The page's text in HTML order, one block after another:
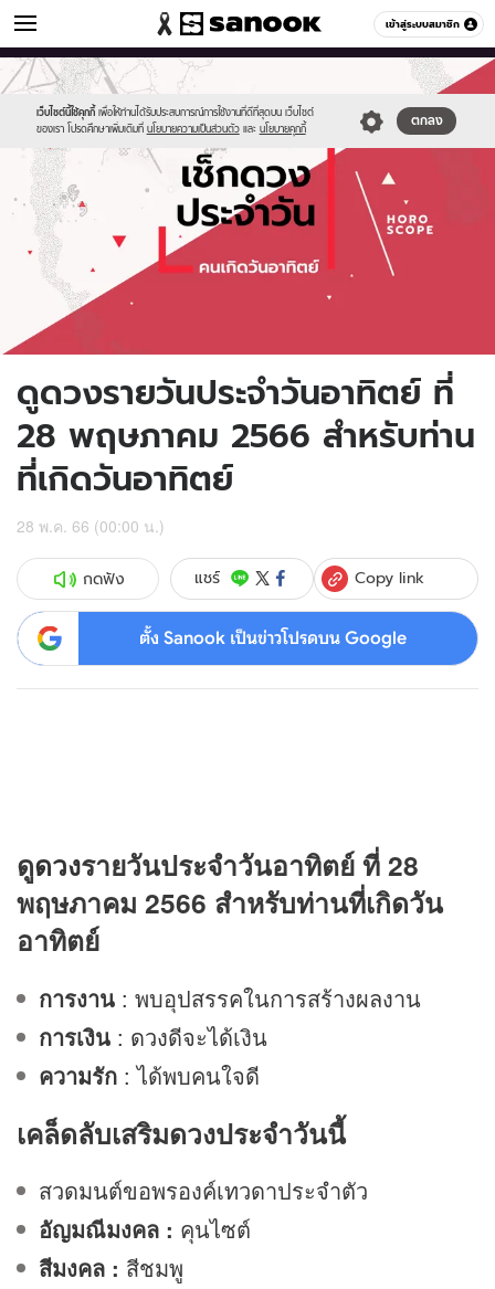
เข้าสู่ระบบสมาชิก
ดูดวง หมวดอื่นๆ
เว็บไซต์นี้ใช้คุกกี้ เพื่อให้ท่านได้รับประสบการณ์การใช้งานที่ดีที่สุดบน เว็บไซต์
ของเรา โปรดศึกษาเพิ่มเติมที่ นโยบายความเป็นส่วนตัว และ นโยบายคุกกี้
ตกลง
Sanook
//s.isanook.com/sr/0/images/logo-
new-
sanook.png
600
60
//s.isanook.com/ho/0/ud/fxd/day/daily-
horoscope-
sunday.jpg
ดูดวงรายวันประจำวันอาทิตย์ ที่
28 พฤษภาคม 2566 สำหรับท่าน
ที่เกิดวันอาทิตย์
28 พ.ค. 66 (00:00 น.)
กดฟัง แชร์ Copy link
ตั้ง Sanook เป็นข่าวโปรดบน Google
ดูดวงรายวันประจำวันอาทิตย์ ที่ 28
พฤษภาคม 2566 สำหรับท่านที่เกิดวัน
อาทิตย์
การงาน : พบอุปสรรคในการสร้างผลงาน
การเงิน : ดวงดีจะได้เงิน
ความรัก : ได้พบคนใจดี
เคล็ดลับเสริมดวงประจำวันนี้
สวดมนต์ขอพรองค์เทวดาประจำตัว
อัญมณีมงคล : คุนไซต์
สีมงคล : สีชมพู